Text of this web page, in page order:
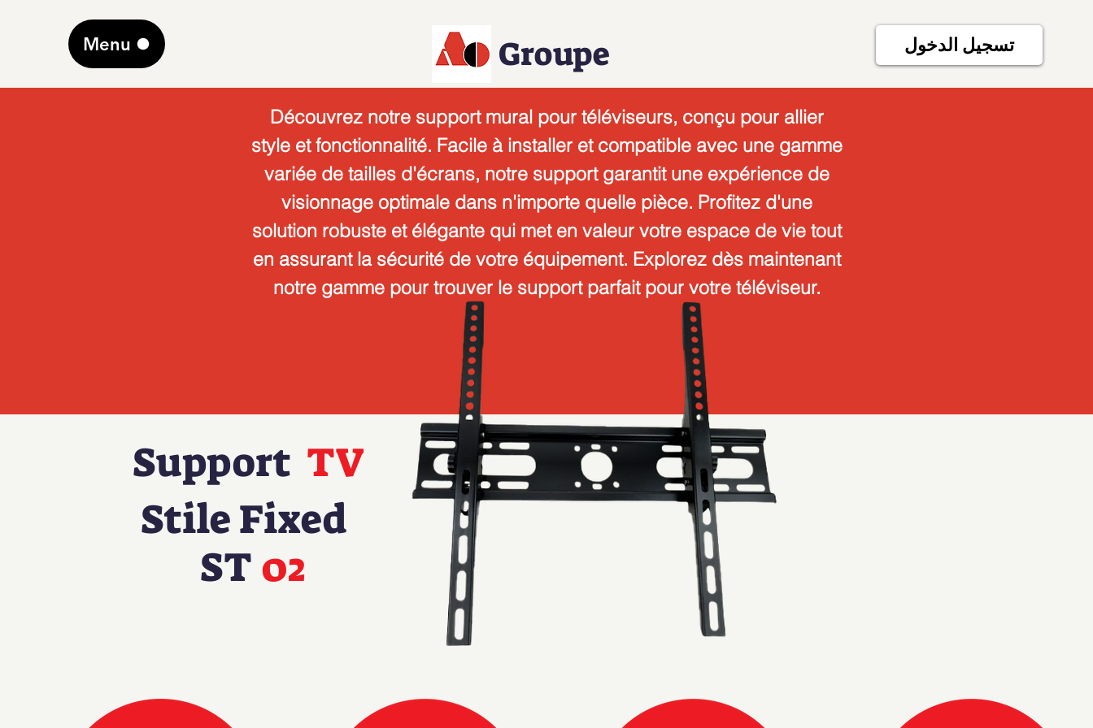
Menu تسجيل الدخول Groupe
Stile Fixed
ST 02
Découvrez notre support mural pour téléviseurs, conçu pour allier
style et fonctionnalité. Facile à installer et compatible avec une gamme
variée de tailles d'écrans, notre support garantit une expérience de
visionnage optimale dans n'importe quelle pièce. Profitez d'une
solution robuste et élégante qui met en valeur votre espace de vie tout
en assurant la sécurité de votre équipement. Explorez dès maintenant
notre gamme pour trouver le support parfait pour votre téléviseur.
Support TV